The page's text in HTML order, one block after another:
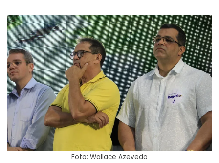
Foto: Wallace Azevedo